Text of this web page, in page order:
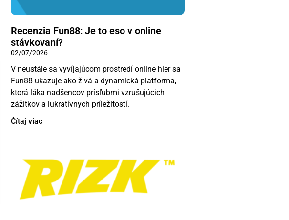
Recenzia Fun88: Je to eso v online
stávkovaní?
02/07/2026
V neustále sa vyvíjajúcom prostredí online hier sa
Fun88 ukazuje ako živá a dynamická platforma,
ktorá láka nadšencov prísľubmi vzrušujúcich
zážitkov a lukratívnych príležitostí.
Čítaj viac